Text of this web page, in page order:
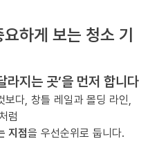
하게 보는 청소 기
라지는 곳’을 먼저 합니다
다, 창틀 레일과 몰딩 라인,
럼
지점을 우선순위로 둡니다.